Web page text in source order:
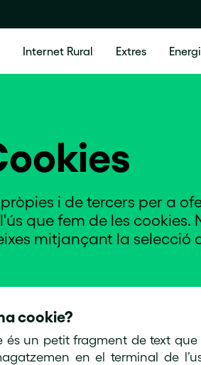
Internet Rural Extres
i de tercers per a
que fem de les
mitjançant la selecció
cookie?
és un petit fragment de text
en el terminal de